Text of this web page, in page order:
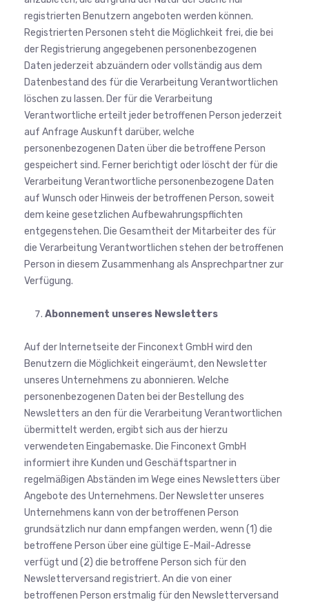
registrierten Benutzern angeboten werden können.
Registrierten Personen steht die Möglichkeit frei, die bei
der Registrierung angegebenen personenbezogenen
Daten jederzeit abzuändern oder vollständig aus dem
Datenbestand des für die Verarbeitung Verantwortlichen
löschen zu lassen. Der für die Verarbeitung
Verantwortliche erteilt jeder betroffenen Person jederzeit
auf Anfrage Auskunft darüber, welche
personenbezogenen Daten über die betroffene Person
gespeichert sind. Ferner berichtigt oder löscht der für die
Verarbeitung Verantwortliche personenbezogene Daten
auf Wunsch oder Hinweis der betroffenen Person, soweit
dem keine gesetzlichen Aufbewahrungspflichten
entgegenstehen. Die Gesamtheit der Mitarbeiter des für
die Verarbeitung Verantwortlichen stehen der betroffenen
Person in diesem Zusammenhang als Ansprechpartner zur
Verfügung.
Abonnement unseres Newsletters
Auf der Internetseite der Finconext GmbH wird den
Benutzern die Möglichkeit eingeräumt, den Newsletter
unseres Unternehmens zu abonnieren. Welche
personenbezogenen Daten bei der Bestellung des
Newsletters an den für die Verarbeitung Verantwortlichen
übermittelt werden, ergibt sich aus der hierzu
verwendeten Eingabemaske. Die Finconext GmbH
informiert ihre Kunden und Geschäftspartner in
regelmäßigen Abständen im Wege eines Newsletters über
Angebote des Unternehmens. Der Newsletter unseres
Unternehmens kann von der betroffenen Person
grundsätzlich nur dann empfangen werden, wenn (1) die
betroffene Person über eine gültige E-Mail-Adresse
verfügt und (2) die betroffene Person sich für den
Newsletterversand registriert. An die von einer
betroffenen Person erstmalig für den Newsletterversand